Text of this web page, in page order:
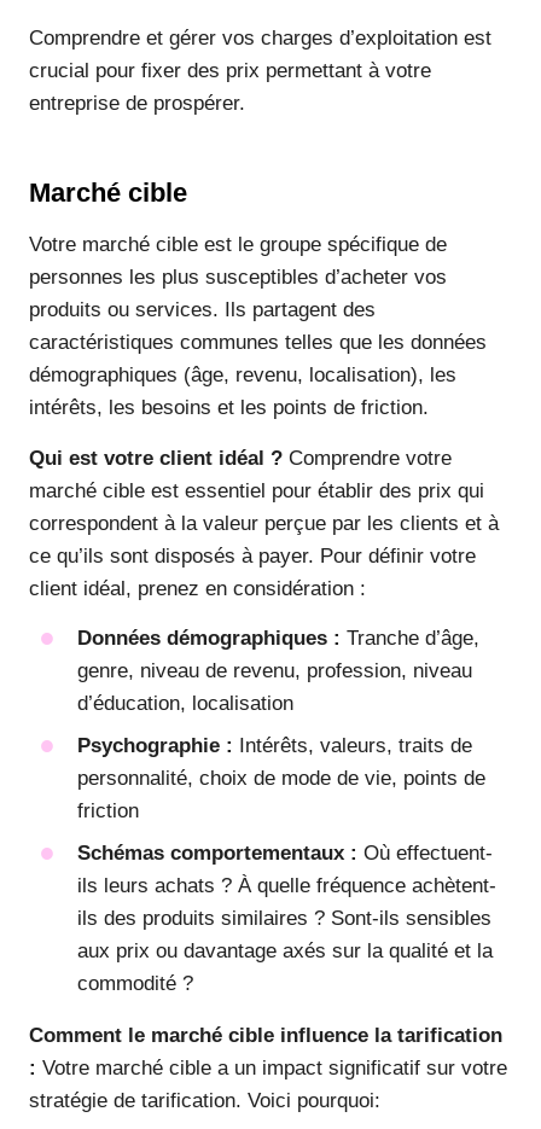
Comprendre et gérer vos charges d’exploitation est
crucial pour fixer des prix permettant à votre
entreprise de prospérer.
Marché cible
Votre marché cible est le groupe spécifique de
personnes les plus susceptibles d’acheter vos
produits ou services. Ils partagent des
caractéristiques communes telles que les données
démographiques (âge, revenu, localisation), les
intérêts, les besoins et les points de friction.
Qui est votre client idéal ? Comprendre votre
marché cible est essentiel pour établir des prix qui
correspondent à la valeur perçue par les clients et à
ce qu’ils sont disposés à payer. Pour définir votre
client idéal, prenez en considération :
Données démographiques : Tranche d’âge,
genre, niveau de revenu, profession, niveau
d’éducation, localisation
Psychographie : Intérêts, valeurs, traits de
personnalité, choix de mode de vie, points de
friction
Schémas comportementaux : Où effectuent-
ils leurs achats ? À quelle fréquence achètent-
ils des produits similaires ? Sont-ils sensibles
aux prix ou davantage axés sur la qualité et la
commodité ?
Comment le marché cible influence la tarification
: Votre marché cible a un impact significatif sur votre
stratégie de tarification. Voici pourquoi: